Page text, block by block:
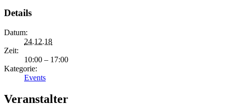
Details
Datum:
24.12.18
Zeit:
10:00 – 17:00
Kategorie:
Events
Veranstalter